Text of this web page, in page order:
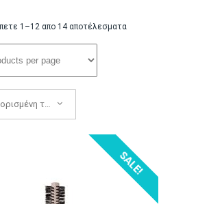
1–12 απο 14 αποτέλεσματα
Προκαθορισμένη ταξινόμηση
SALE!